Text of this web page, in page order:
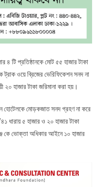
৪ টি প্রতিষ্ঠানকে মোট ৫৫ হাজার টাকা
ওয়ে ব্রিজের ভেরিফিকেশন সনদ না
হাজার টাকা জরিমানা করা হয়।
হোটেলকে মোড়কজাত সনদ গ্রহণ না করে
ধারায় ৫ হাজার ও ২০ হাজার টাকা
কে ভোক্তা অধিকার আইনে ১০ হাজার